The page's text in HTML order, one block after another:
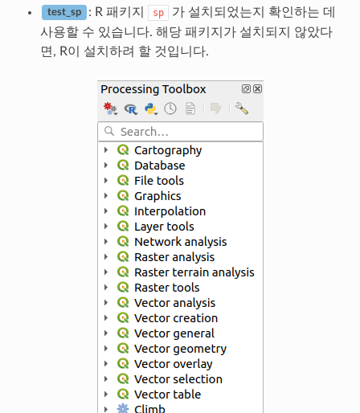
test_sp : R 패키지 sp
가 설치되었는지 확인하는 데
사용할 수 있습니다. 해당 패키지가 설치되지 않았다
면, R이 설치하려 할 것입니다.